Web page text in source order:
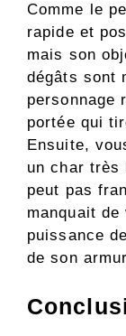
Comme le
rapide et
mais son
dégâts sont
personnage
portée qui
Ensuite,
un char très
peut pas
manquait
puissance
de son